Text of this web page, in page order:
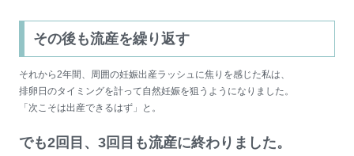
その後も流産を繰り返す
それから2年間、周囲の妊娠出産ラッシュに焦りを感じた私は、
排卵日のタイミングを計って自然妊娠を狙うようになりました。
「次こそは出産できるはず」と。
でも2回目、3回目も流産に終わりました。